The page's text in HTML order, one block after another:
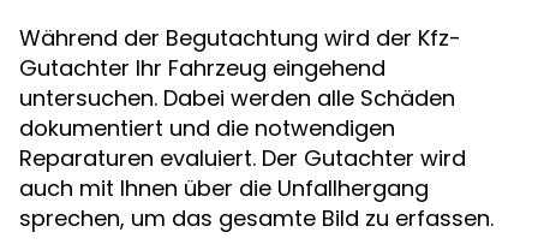
Während der Begutachtung wird der Kfz-
Gutachter Ihr Fahrzeug eingehend
untersuchen. Dabei werden alle Schäden
dokumentiert und die notwendigen
Reparaturen evaluiert. Der Gutachter wird
auch mit Ihnen über die Unfallhergang
sprechen, um das gesamte Bild zu erfassen.